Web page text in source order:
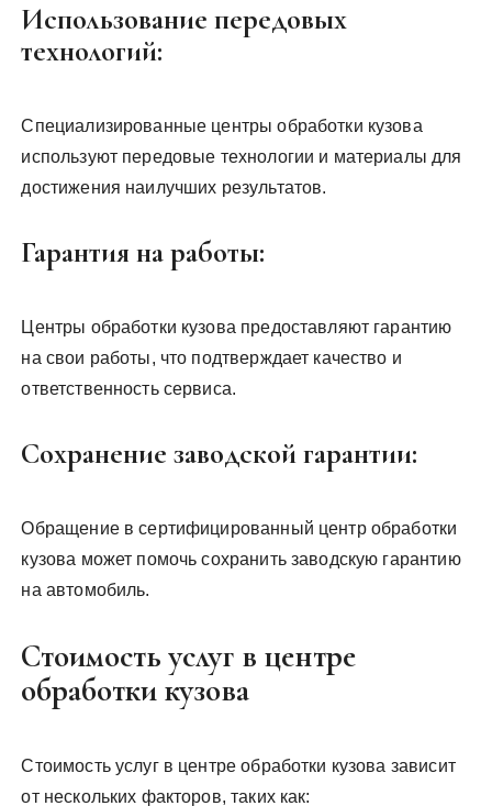
Использование передовых
технологий:
Специализированные центры обработки кузова
используют передовые технологии и материалы для
достижения наилучших результатов.
Гарантия на работы:
Центры обработки кузова предоставляют гарантию
на свои работы, что подтверждает качество и
ответственность сервиса.
Сохранение заводской гарантии:
Обращение в сертифицированный центр обработки
кузова может помочь сохранить заводскую гарантию
на автомобиль.
Стоимость услуг в центре
обработки кузова
Стоимость услуг в центре обработки кузова зависит
от нескольких факторов, таких как: